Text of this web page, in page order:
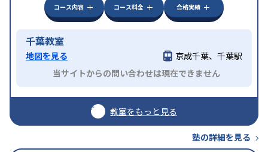
コース内容 コース料金 合格実績
千葉教室
地図を見る
京成千葉、千葉駅
当サイトからの問い合わせは現在できません
教室をもっと見る
塾の詳細を見る